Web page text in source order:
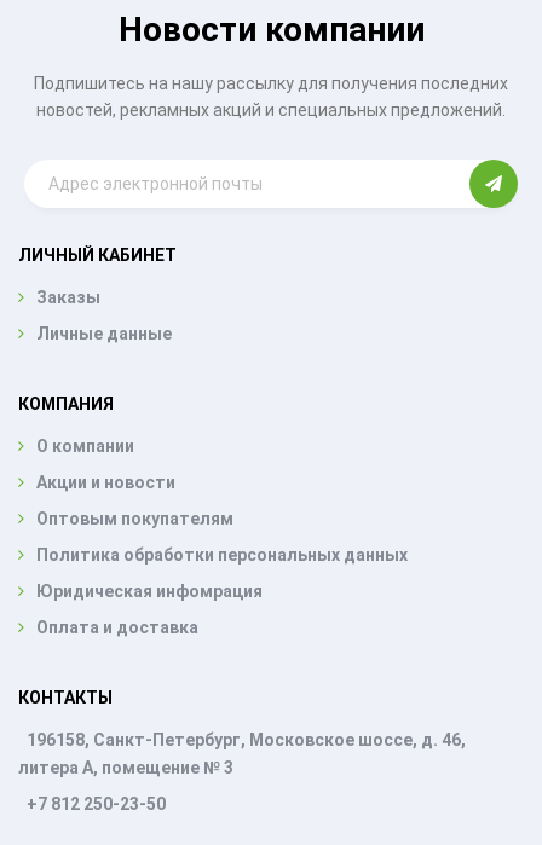
Новости компании
Подпишитесь на нашу рассылку для получения последних
новостей, рекламных акций и специальных предложений.
ЛИЧНЫЙ КАБИНЕТ
Заказы
Личные данные
КОМПАНИЯ
О компании
Акции и новости
Оптовым покупателям
Политика обработки персональных данных
Юридическая инфомрация
Оплата и доставка
КОНТАКТЫ
196158, Санкт-Петербург, Московское шоссе, д. 46,
литера А, помещение № 3
+7 812 250-23-50